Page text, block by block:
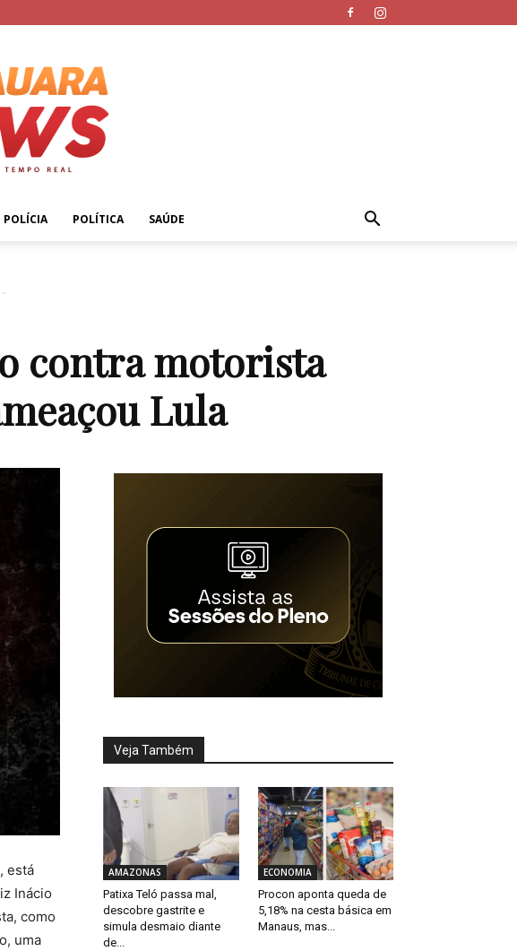
POLÍCIA POLÍTICA SAÚDE
contra motorista
Lula
está
Inácio
como
uma
Veja Também
AMAZONAS
Patixa Teló passa mal,
descobre gastrite e
simula desmaio diante
de...
ECONOMIA
Procon aponta queda de
5,18% na cesta básica em
Manaus, mas...